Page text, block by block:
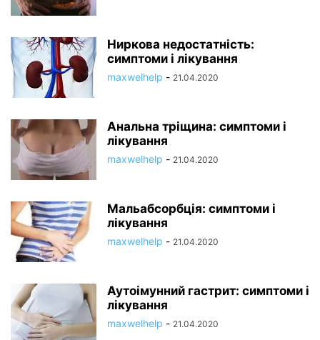
Ниркова недостатність:
симптоми і лікування
maxwelhelp - 21.04.2020
Анальна тріщина: симптоми і
лікування
maxwelhelp - 21.04.2020
Мальабсорбція: симптоми і
лікування
maxwelhelp - 21.04.2020
Аутоімунний гастрит: симптоми і
лікування
maxwelhelp - 21.04.2020